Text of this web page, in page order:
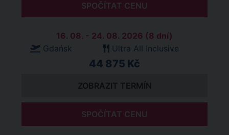
SPOČÍTAT CENU
16. 08. - 24. 08. 2026 (8 dní)
Gdańsk
Ultra All Inclusive
44 875 Kč
ZOBRAZIT TERMÍN
SPOČÍTAT CENU